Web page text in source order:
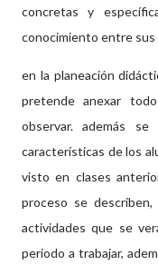
concretas y
conocimiento entre sus
en la planeación
pretende anexar
observar. además
características de los
visto en clases
proceso se
actividades que se
periodo a trabajar,